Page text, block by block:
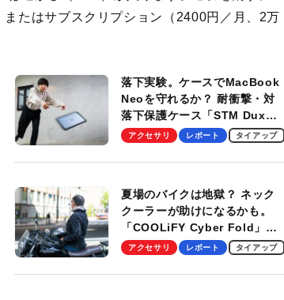
たはサブスクリプション（2400円／月、2万
落下実験。ケースでMacBook
Neoを守れるか？ 耐衝撃・対
落下保護ケース「STM Dux
Ultra」を検証。学生、ビジネ
適！
アクセサリ レポート タイアップ
夏場のバイクは地獄？ ネック
クーラーが助けになるかも。
「COOLiFY Cyber Fold」レ
ビュー。冷却の速さ、密着する
性がグッド！
アクセサリ レポート タイアップ